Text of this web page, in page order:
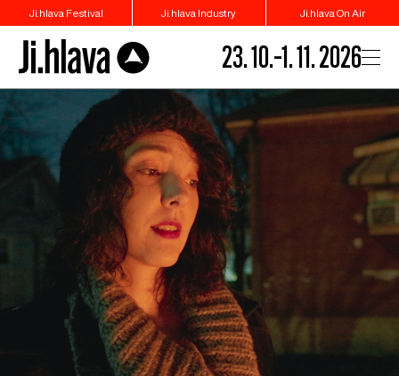
Ji.hlava Festival Ji.hlava Industry Ji.hlava On Air
23. 10.–1. 11. 2026